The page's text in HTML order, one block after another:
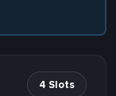
4 Slots